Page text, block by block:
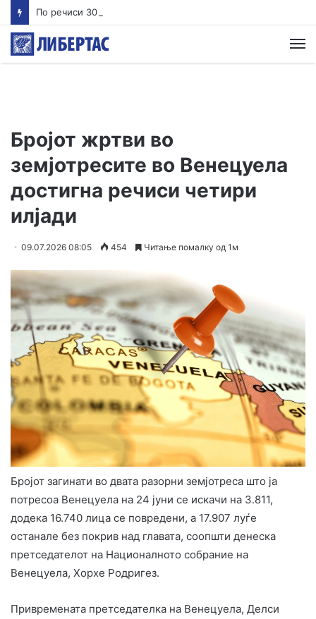
Бројот жртви во
земјотресите во Венецуела
достигна речиси четири
илјади
09.07.2026 08:05 454 Читање помалку од 1м
Бројот загинати во двата разорни земјотреса што ја
потресоа Венецуела на 24 јуни се искачи на 3.811,
додека 16.740 лица се повредени, а 17.907 луѓе
останале без покрив над главата, соопшти денеска
претседателот на Националното собрание на
Венецуела, Хорхе Родригез.
Привремената претседателка на Венецуела, Делси